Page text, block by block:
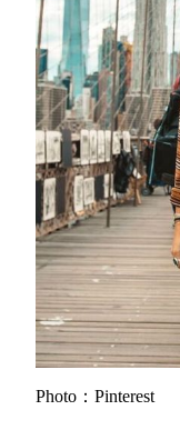
Photo：Pinterest